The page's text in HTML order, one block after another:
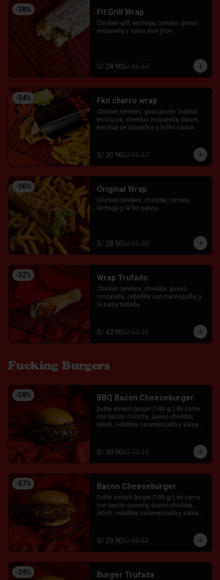
-38% Fit Grill Wrap
Chicken grill, lechuga, tomate, queso
mozarella y salsa jhon jhon.
S/ 28.90S/ 46.67
-34% Fkn charro wrap
Chicken tenders, guacamole, Doritos
en trozos, cheedar, mozarella, bacon,
ketchup de jalapeños y la fkn sauce.
S/ 30.90S/ 46.67
-36% Original Wrap
Chicken tenders, cheddar, tomate,
lechuga y la fkn sauce.
S/ 28.90S/ 45.00
-32% Wrap Trufado
Chicken tenders, cheddar, queso
mozarella, cebollita con mantequilla, y
la salsa trufada.
S/ 42.90S/ 63.33
Fucking Burgers
-58% BBQ Bacon Cheeseburger
Doble smash burger (180 gr.) de carne
con bacon crunchy, queso cheddar,
relish, cebollita caramelizada y salsa
Ají, Ketchup y Mayo Garlic.
S/ 30.90S/ 73.17
-57% Bacon Cheeseburger
Doble smash burger (180 gr.) de carne
con bacon crunchy, queso cheddar,
relish, cebollita caramelizada y salsa
S/ 29.90S/ 69.83
-39% Burger Trufada